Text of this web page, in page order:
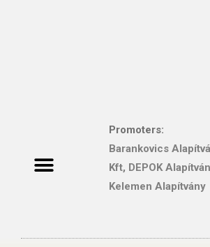
Promoters:
Barankovics
Kft, DEPOK
Kelemen Alapítvány